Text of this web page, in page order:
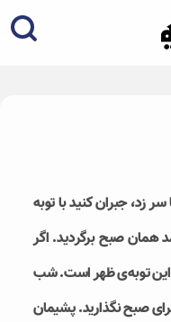
زد، جبران کنید با توبه
همان صبح برگردید. اگر
این توبه‌ی ظهر است. شب
صبح نگذارید. پشیمان